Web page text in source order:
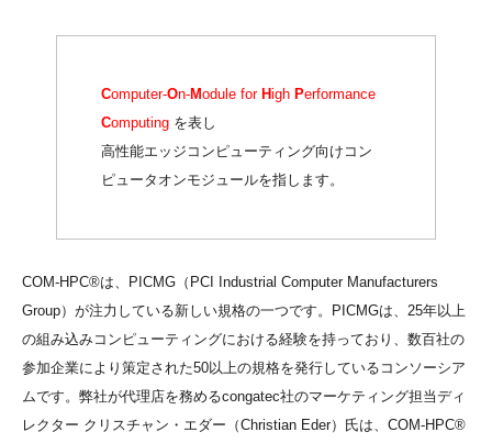
Computer-On-Module for High Performance
Computing を表し
高性能エッジコンピューティング向けコン
ピュータオンモジュールを指します。
COM-HPC®は、PICMG（PCI Industrial Computer Manufacturers
Group）が注力している新しい規格の一つです。PICMGは、25年以上
の組み込みコンピューティングにおける経験を持っており、数百社の
参加企業により策定された50以上の規格を発行しているコンソーシア
ムです。弊社が代理店を務めるcongatec社のマーケティング担当ディ
レクター クリスチャン・エダー（Christian Eder）氏は、COM-HPC®